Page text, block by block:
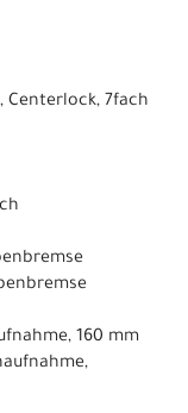
Centerlock, 7fach
160 mm